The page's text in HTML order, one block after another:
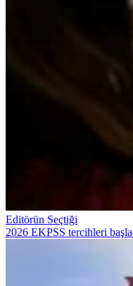
Editörün Seçtiği
2026 EKPSS tercihleri